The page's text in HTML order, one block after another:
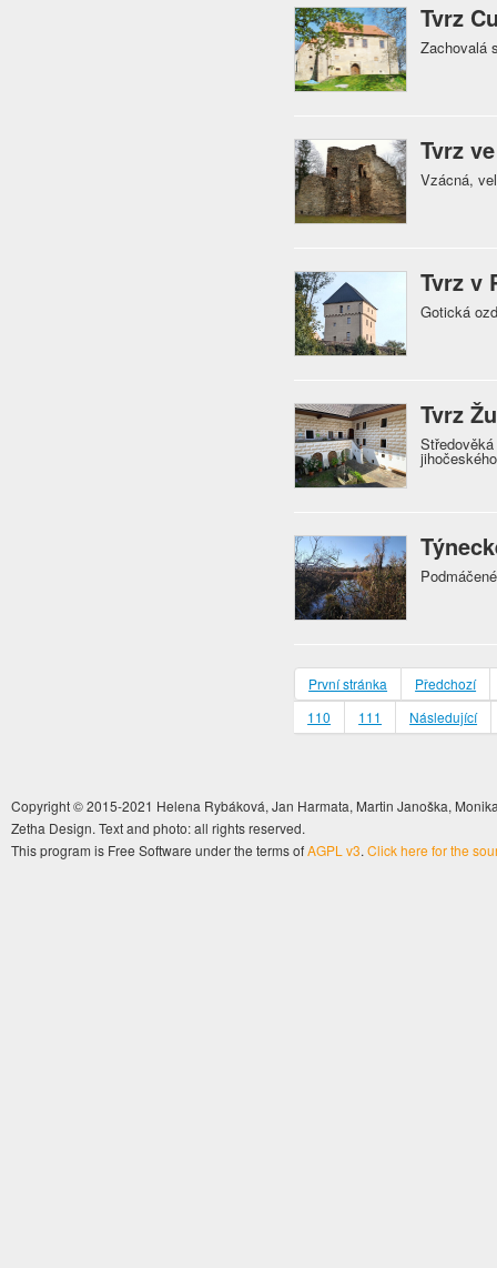
Tvrz
Zachovalá
Tvrz
Vzácná,
Tvrz v
Gotická
Tvrz
První stránka
Předchozí
110
111 Následující
Copyright © 2015-2021 Helena Rybáková, Jan Harmata, Martin Janoška,
Zetha Design. Text and photo: all rights reserved.
This program is Free Software under the terms ofAGPL v3. Click here for the